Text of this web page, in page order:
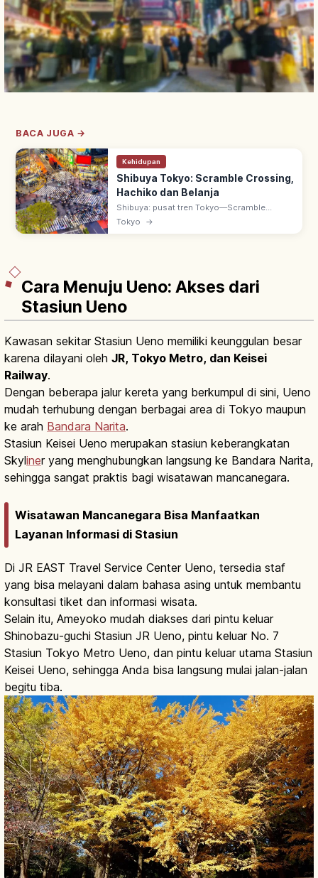
BACA JUGA →
Kehidupan
Shibuya Tokyo: Scramble Crossing,
Hachiko dan Belanja
Shibuya: pusat tren Tokyo—Scramble
Crossing, Patung Hachiko, SHIBUYA109,
MIYASHITA PARK. Stasiun terminal JR
Tokyo →
Cara Menuju Ueno: Akses dari
Stasiun Ueno
Kawasan sekitar Stasiun Ueno memiliki keunggulan besar
karena dilayani oleh JR, Tokyo Metro, dan Keisei
Railway.
Dengan beberapa jalur kereta yang berkumpul di sini, Ueno
mudah terhubung dengan berbagai area di Tokyo maupun
ke arah Bandara Narita.
Stasiun Keisei Ueno merupakan stasiun keberangkatan
Skyliner yang menghubungkan langsung ke Bandara Narita,
sehingga sangat praktis bagi wisatawan mancanegara.
Wisatawan Mancanegara Bisa Manfaatkan
Layanan Informasi di Stasiun
Di JR EAST Travel Service Center Ueno, tersedia staf
yang bisa melayani dalam bahasa asing untuk membantu
konsultasi tiket dan informasi wisata.
Selain itu, Ameyoko mudah diakses dari pintu keluar
Shinobazu-guchi Stasiun JR Ueno, pintu keluar No. 7
Stasiun Tokyo Metro Ueno, dan pintu keluar utama Stasiun
Keisei Ueno, sehingga Anda bisa langsung mulai jalan-jalan
begitu tiba.